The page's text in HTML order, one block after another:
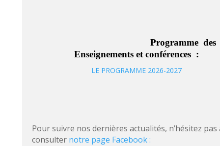
Programme des
Enseignements et conférences :
LE PROGRAMME 2026-2027
Pour suivre nos dernières actualités, n’hésitez pas
consulter notre page Facebook :